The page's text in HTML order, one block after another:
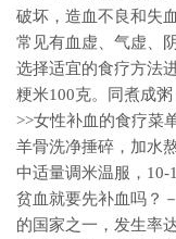
破坏，造血不良和失
常见有血虚、气虚、
选择适宜的食疗方法
粳米100克。同煮成
>>女性补血的食疗菜
羊骨洗净捶碎，加水
中适量调米温服，10-
贫血就要先补血吗？
的国家之一，发生率